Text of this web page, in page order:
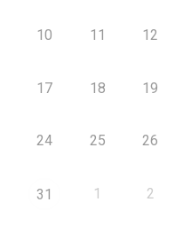
10 11 12
17 18 19
24 25 26
31 1 2